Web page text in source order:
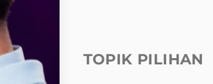
TOPIK PILIHAN